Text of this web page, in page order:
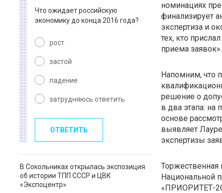
Что ожидает российскую
экономику до конца 2016 года?
рост
застой
падение
затрудняюсь ответить
ОТВЕТИТЬ
В Сокольниках открылась экспозиция
об истории ТПП СССР и ЦВК
«Экспоцентр»
номинациях
финализирует
экспертиза и
тех, кто
приема
Напомним, что
решение о
в два этапа: на
основе
выявляет
экспертизы
Торжественная
Национальной
«ПРИОРИТЕТ-